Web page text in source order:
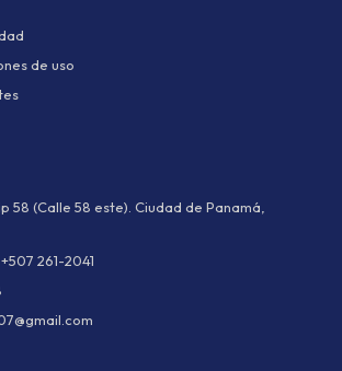
de uso
58 (Calle 58 este). Ciudad de Panamá,
+507 261-2041